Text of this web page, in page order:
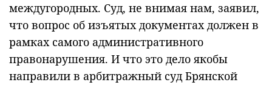
междугородных. Суд, не внимая нам, заявил,
что вопрос об изъятых документах должен в
рамках самого административного
правонарушения. И что это дело якобы
направили в арбитражный суд Брянской